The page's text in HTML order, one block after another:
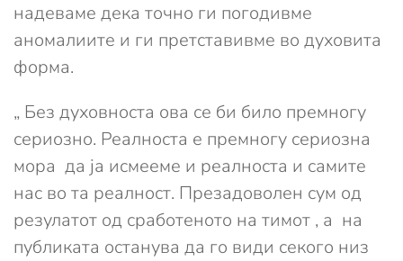
надеваме дека точно ги погодивме
аномалиите и ги претставивме во духовита
форма.
„ Без духовноста ова се би било премногу
сериозно. Реалноста е премногу сериозна
мора да ја исмееме и реалноста и самите
нас во та реалност. Презадоволен сум од
резулатот од сработеното на тимот , а на
публиката останува да го види секого низ